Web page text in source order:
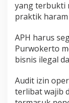
yang terbukti
praktik haram
APH harus
Purwokerto
bisnis ilegal
Audit izin
terlibat wajib